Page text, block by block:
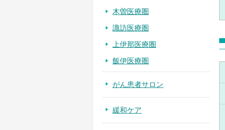
木曽医療圏
諏訪医療圏
上伊那医療圏
飯伊医療圏
がん患者サロン
緩和ケア